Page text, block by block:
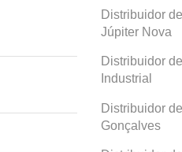
Distribuidor
Júpiter Nova
Distribuidor
Industrial
Distribuidor
Gonçalves